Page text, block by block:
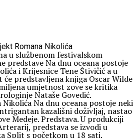
u službenom festivalskom
predstave Na dnu oceana postoje
i Krijesnice Tene Štivičić a u
predstavljena knjiga Oscar Wilde
umjetnost zove se kritika
Nataše Govedić.
Na dnu oceana postoje neki
kazališni doživljaj, nastao
Medeje. Predstava. U produkciji
predstava se izvodi u
Split s početkom u 18 sati.